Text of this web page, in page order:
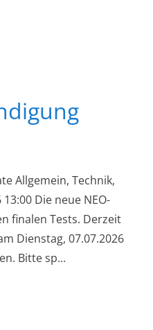
Allgemein, Technik,
Die neue NEO-
finalen Tests. Derzeit
Dienstag, 07.07.2026
Bitte sp...